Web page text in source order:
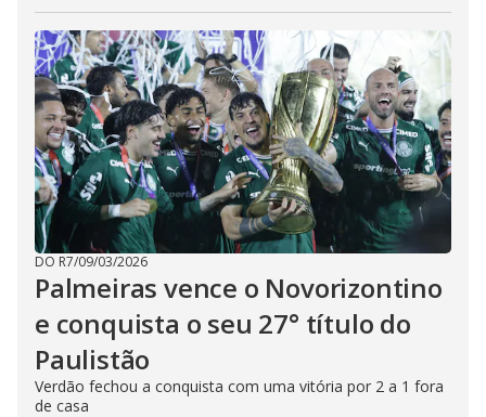
DO R7/09/03/2026
Palmeiras vence o Novorizontino
e conquista o seu 27° título do
Paulistão
Verdão fechou a conquista com uma vitória por 2 a 1 fora
de casa